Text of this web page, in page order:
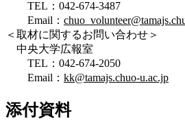
TEL：042-674-3487
Email：
＜取材に関するお問い合わせ＞
中央大学広報室
TEL：042-674-2050
Email： kk@tamajs.chuo-u.ac.jp
添付資料